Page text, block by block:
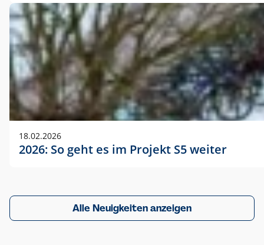
18.02.2026
2026: So geht es im Projekt S5 weiter
Alle Neuigkeiten anzeigen